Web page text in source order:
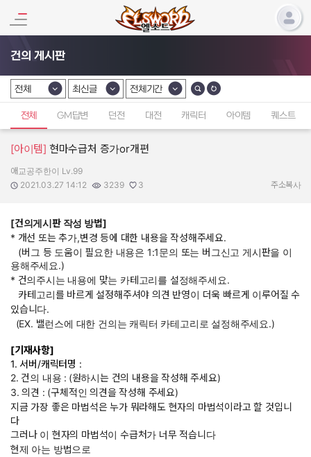
건의 게시판
카테고리 선택
전체
카테고리 선택
최신글
카테고리 선택
전체기간
전체 GM답변 던전 대전 캐릭터 아이템 퀘스트
[아이템] 현마수급처 증가or개편
작성자:
애교공주한이 Lv.99
작성일:
2021.03.27 14:12
조회수:
3239
추천수:
3 주소복사
[건의게시판 작성 방법]
* 개선 또는 추가,변경 등에 대한 내용을 작성해주세요.
(버그 등 도움이 필요한 내용은 1:1문의 또는 버그신고 게시판을 이
용해주세요.)
* 건의주시는 내용에 맞는 카테고리를 설정해주세요.
카테고리를 바르게 설정해주셔야 의견 반영이 더욱 빠르게 이루어질 수
있습니다.
(EX. 밸런스에 대한 건의는 캐릭터 카테고리로 설정해주세요.)
[기재사항]
1. 서버/캐릭터명 :
2. 건의 내용 : (원하시는 건의 내용을 작성해 주세요)
3. 의견 : (구체적인 의견을 작성해 주세요)
지금 가장 좋은 마법석은 누가 뭐라해도 현자의 마법석이라고 할 것입니
다
그러나 이 현자의 마법석이 수급처가 너무 적습니다
현제 아는 방법으로